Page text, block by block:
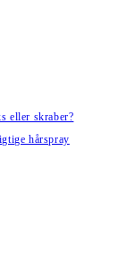
eller skraber?
hårspray